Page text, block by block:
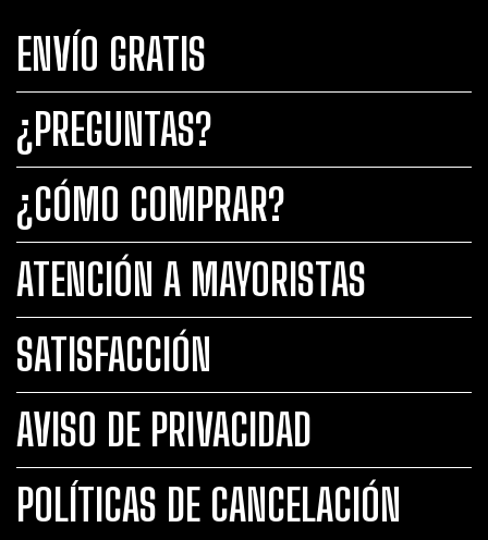
ENVÍO GRATIS
¿PREGUNTAS?
¿CÓMO COMPRAR?
ATENCIÓN A MAYORISTAS
SATISFACCIÓN
AVISO DE PRIVACIDAD
POLÍTICAS DE CANCELACIÓN